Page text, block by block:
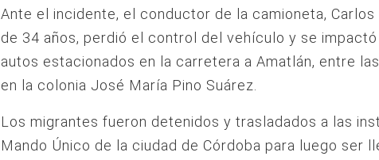
Ante el incidente, el conductor de la camioneta, Carlos
de 34 años, perdió el control del vehículo y se
autos estacionados en la carretera a Amatlán, entre
en la colonia José María Pino Suárez.
Los migrantes fueron detenidos y trasladados a las
Mando Único de la ciudad de Córdoba para luego ser